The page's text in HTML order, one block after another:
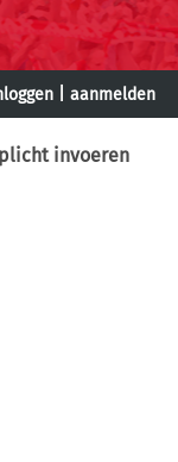
aanmelden
invoeren